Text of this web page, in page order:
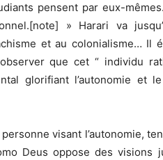
pensent par eux-
» Harari va
et au colonialisme… Il
que cet “ individu
glorifiant l’autonomie et
personne visant l’autonomie,
Deus oppose des